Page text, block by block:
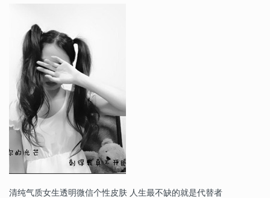
清纯气质女生透明微信个性皮肤 人生最不缺的就是代替者